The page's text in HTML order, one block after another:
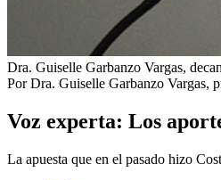
Dra. Guiselle Garbanzo Vargas,
Por Dra. Guiselle Garbanzo Vargas,
Voz experta: Los
La apuesta que en el pasado hizo